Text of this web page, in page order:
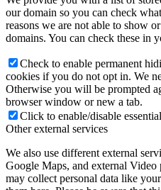
our domain so you can check
reasons we are not able to show
domains. You can check these in
Check to enable permanent
cookies if you do not opt in. We
Otherwise you will be prompted
browser window or new a tab.
Click to enable/disable
Other external services
We also use different external
Google Maps, and external Video
may collect personal data like